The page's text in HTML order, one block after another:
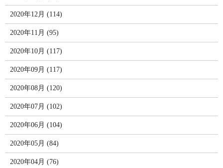
2020年12月 (114)
2020年11月 (95)
2020年10月 (117)
2020年09月 (117)
2020年08月 (120)
2020年07月 (102)
2020年06月 (104)
2020年05月 (84)
2020年04月 (76)